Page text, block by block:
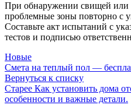
При обнаружении свищей или
проблемные зоны повторно с
Составьте акт испытаний с
тестов и подписью
Новые
Смета на теплый пол —
Вернуться к списку
Старее Как установить дома
особенности и важные детали.